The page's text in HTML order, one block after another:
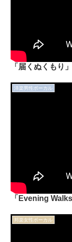
「届くぬくもり
洋楽男性ボーカル
「Evening
邦楽女性ボーカル